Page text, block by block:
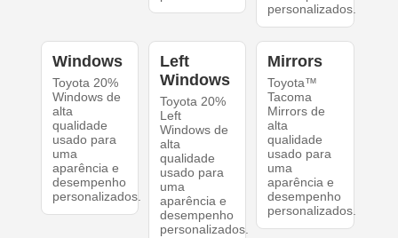
personalizados.
Windows
Toyota 20%
Windows de
alta
qualidade
usado para
uma
aparência e
desempenho
personalizados.
Left
Windows
Toyota 20%
Left
Windows de
alta
qualidade
usado para
uma
aparência e
desempenho
personalizados.
Mirrors
Toyota™
Tacoma
Mirrors de
alta
qualidade
usado para
uma
aparência e
desempenho
personalizados.